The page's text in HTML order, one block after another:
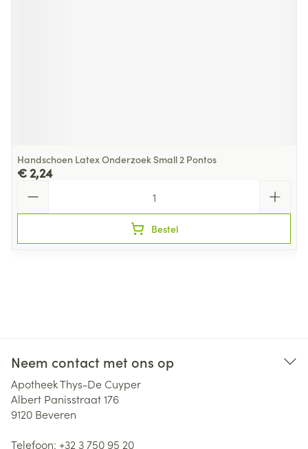
Handschoen Latex Onderzoek Small 2 Pontos
€ 2,24
Bestel
Neem contact met ons op
Apotheek Thys-De Cuyper
Albert Panisstraat 176
9120 Beveren
Telefoon: +32 3 750 95 20